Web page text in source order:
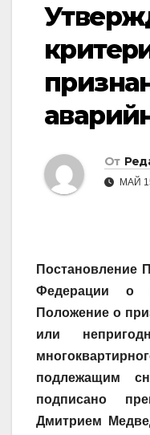
От
МАЙ
Постановление
Федерации о
Положение о
или
подлежащим
подписано
Дмитрием